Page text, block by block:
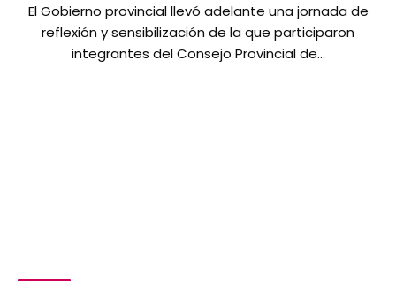
El Gobierno provincial llevó adelante una jornada de
reflexión y sensibilización de la que participaron
integrantes del Consejo Provincial de…